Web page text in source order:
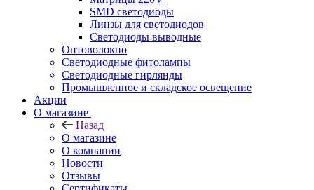
SMD светодиоды
Линзы для светодиодов
Светодиоды выводные
Оптоволокно
Светодиодные фитолампы
Светодиодные гирлянды
Промышленное и складское освещение
Акции
О магазине
Назад
О магазине
О компании
Новости
Отзывы